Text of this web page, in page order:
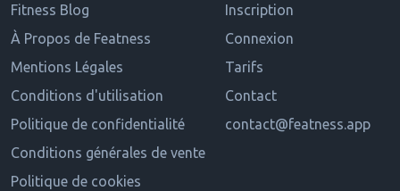
Fitness Blog
À Propos de Featness
Mentions Légales
Conditions d'utilisation
Politique de confidentialité
Conditions générales de vente
Politique de cookies
Inscription
Connexion
Tarifs
Contact
contact@featness.app